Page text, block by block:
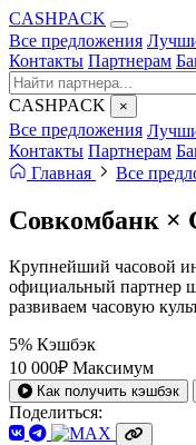
CASHPACK
Все предложения
Контакты Партнерам
CASHPACK ×
Все предложения
Контакты Партнерам
Главная
Все
Совкомбанк ×
Крупнейший часовой
официальный партнер
развиваем часовую
5% Кэшбэк
10 000₽ Максимум
Как получить кэшбэк
Поделиться: